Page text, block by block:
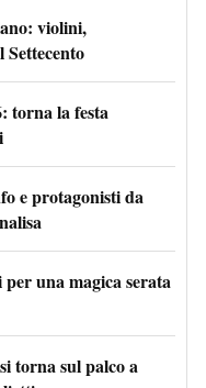
violini,
Settecento
torna la festa
e protagonisti da
una magica serata
torna sul palco a